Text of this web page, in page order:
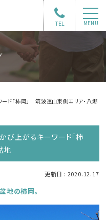
MENU
TEL
ド「柿岡」…筑波連山東側エリア・八郷
び上がるキーワード「柿
地
更新日 : 2020.12.17
地の柿岡。